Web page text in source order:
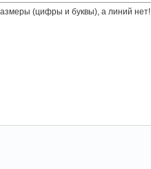
(цифры и буквы), а линий нет!